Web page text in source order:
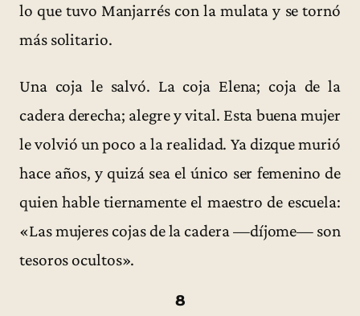
lo que tuvo Manjarrés con la mulata y se tornó
más solitario.
Una coja le salvó. La coja Elena; coja de la
cadera derecha; alegre y vital. Esta buena mujer
le volvió un poco a la realidad. Ya dizque murió
hace años, y quizá sea el único ser femenino de
quien hable tiernamente el maestro de escuela:
«Las mujeres cojas de la cadera —díjome— son
tesoros ocultos».
8